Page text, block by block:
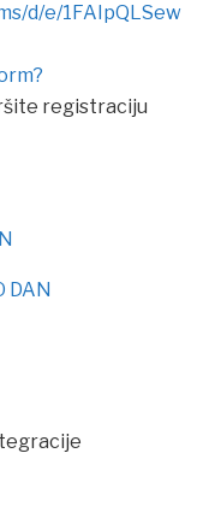
d/e/1FAIpQLSew
registraciju
DAN